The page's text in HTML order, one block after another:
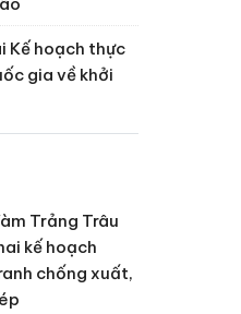
Kế hoạch thực
gia về khởi
Trảng Trâu
kế hoạch
chống xuất,